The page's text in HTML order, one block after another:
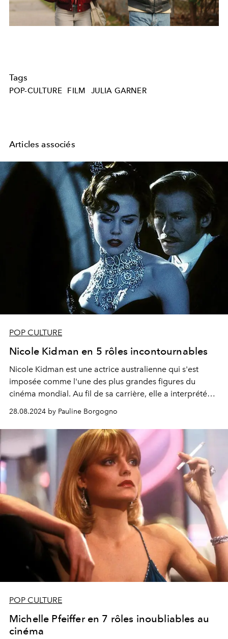
Tags
POP-CULTURE FILM JULIA GARNER
Articles associés
POP CULTURE
Nicole Kidman en 5 rôles incontournables
Nicole Kidman est une actrice australienne qui s'est
imposée comme l'une des plus grandes figures du
cinéma mondial. Au fil de sa carrière, elle a interprété
nombreuses distinctions, dont un Oscar, plusieurs
Golden Globes, et une reconnaissance unanime tant de
la critique que du public. Voici un aperçu de cinq de ses
rôles les plus emblématiques, qui témoignent de son
immense talent et de sa capacité à se réinventer.
28.08.2024 by Pauline Borgogno
POP CULTURE
Michelle Pfeiffer en 7 rôles inoubliables au
cinéma